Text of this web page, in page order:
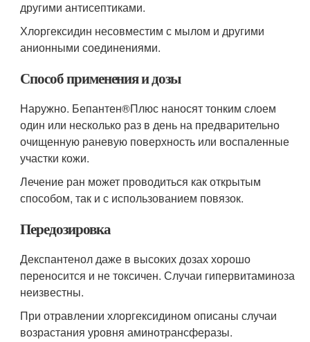
другими антисептиками.
Хлоргексидин несовместим с мылом и другими
анионными соединениями.
Способ применения и дозы
Наружно. Бепантен®Плюс наносят тонким слоем
один или несколько раз в день на предварительно
очищенную раневую поверхность или воспаленные
участки кожи.
Лечение ран может проводиться как открытым
способом, так и с использованием повязок.
Передозировка
Декспантенол даже в высоких дозах хорошо
переносится и не токсичен. Случаи гипервитаминоза
неизвестны.
При отравлении хлоргексидином описаны случаи
возрастания уровня аминотрансферазы.